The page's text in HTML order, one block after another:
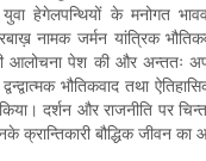
हेगेलपन्थियों के मनोगत
नामक जर्मन यांत्रिक
आलोचना पेश की और अन्ततः
द्वन्द्वात्मक भौतिकवाद तथा
दर्शन और राजनीति पर
क्रान्तिकारी बौद्धिक जीवन